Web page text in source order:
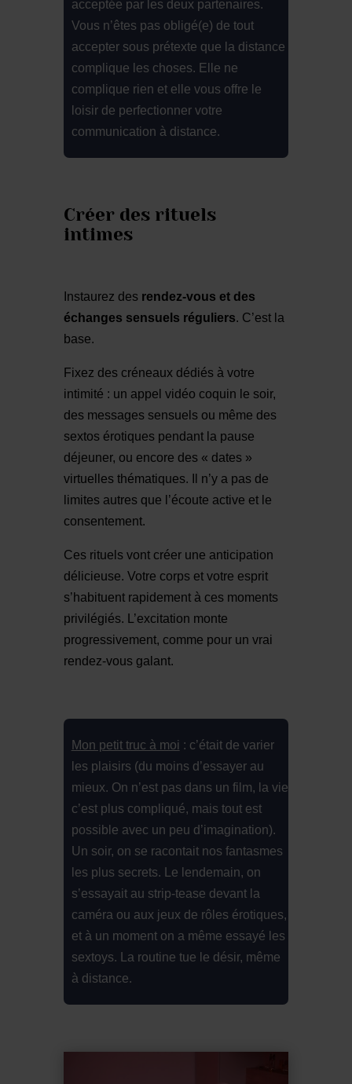
acceptée par les deux partenaires.
Vous n’êtes pas obligé(e) de tout
accepter sous prétexte que la distance
complique les choses. Elle ne
complique rien et elle vous offre le
loisir de perfectionner votre
communication à distance.
Créer des rituels
intimes
Instaurez des rendez-vous et des
échanges sensuels réguliers. C’est la
base.
Fixez des créneaux dédiés à votre
intimité : un appel vidéo coquin le soir,
des messages sensuels ou même des
sextos érotiques pendant la pause
déjeuner, ou encore des « dates »
virtuelles thématiques. Il n’y a pas de
limites autres que l’écoute active et le
consentement.
Ces rituels vont créer une anticipation
délicieuse. Votre corps et votre esprit
s’habituent rapidement à ces moments
privilégiés. L’excitation monte
progressivement, comme pour un vrai
rendez-vous galant.
Mon petit truc à moi : c’était de varier
les plaisirs (du moins d’essayer au
mieux. On n’est pas dans un film, la vie
c’est plus compliqué, mais tout est
possible avec un peu d’imagination).
Un soir, on se racontait nos fantasmes
les plus secrets. Le lendemain, on
s’essayait au strip-tease devant la
caméra ou aux jeux de rôles érotiques,
et à un moment on a même essayé les
sextoys. La routine tue le désir, même
à distance.